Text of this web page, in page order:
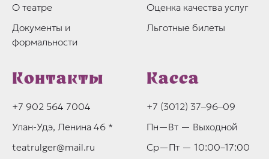
О театре
Документы и
формальности
Оценка качества услуг
Льготные билеты
Контакты
+7 902 564 7004
Улан-Удэ, Ленина 46 *
teatrulger@mail.ru
Касса
+7 (3012) 37‒96‒09
Пн—Вт — Выходной
Ср—Пт — 10:00–17:00